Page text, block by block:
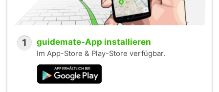
1 guidemate-App installieren
Im App-Store & Play-Store verfügbar.